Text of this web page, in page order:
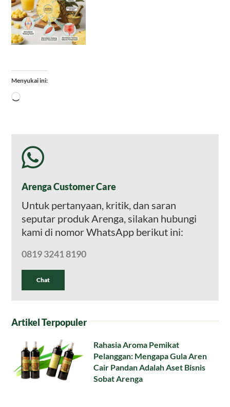
Menyukai ini:
Memuat...
Arenga Customer Care
Untuk pertanyaan, kritik, dan saran
seputar produk Arenga, silakan hubungi
kami di nomor WhatsApp berikut ini:
0819 3241 8190
Chat
Artikel Terpopuler
Rahasia Aroma Pemikat
Pelanggan: Mengapa Gula Aren
Cair Pandan Adalah Aset Bisnis
Sobat Arenga